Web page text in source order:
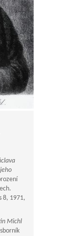
8, 1971,
Michl